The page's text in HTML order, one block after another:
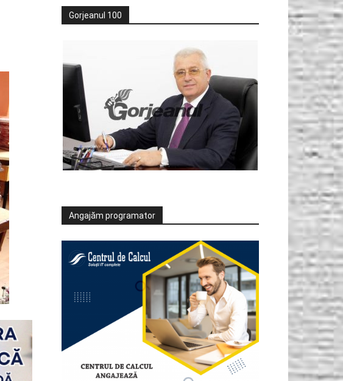
Gorjeanul 100
Angajăm programator